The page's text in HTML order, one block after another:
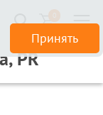
Принять
PR